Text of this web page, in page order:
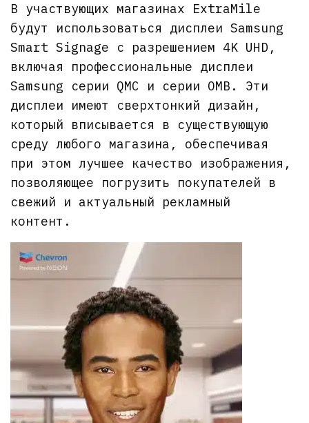
В участвующих магазинах ExtraMile
будут использоваться дисплеи Samsung
Smart Signage с разрешением 4K UHD,
включая профессиональные дисплеи
Samsung серии QMC и серии OMB. Эти
дисплеи имеют сверхтонкий дизайн,
который вписывается в существующую
среду любого магазина, обеспечивая
при этом лучшее качество изображения,
позволяющее погрузить покупателей в
свежий и актуальный рекламный
контент.